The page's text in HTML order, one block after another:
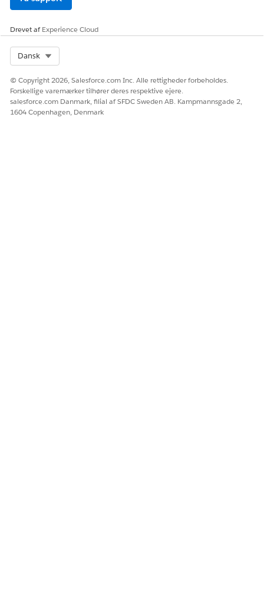
Giv os besked, så vi kan forbedre os!
Drevet afExperience Cloud
Dansk
© Copyright 2026, Salesforce.com Inc. Alle rettigheder forbeholdes.
Forskellige varemærker tilhører deres respektive ejere.
salesforce.com Danmark, filial af SFDC Sweden AB. Kampmannsgade 2,
1604 Copenhagen, Denmark